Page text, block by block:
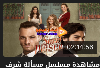
02:14:56
مشاهدة مسلسل مسألة شرف